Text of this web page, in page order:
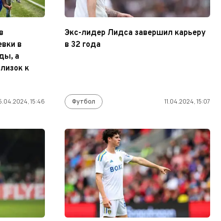
в
а
к
15:46
Экс-лидер Лидса завершил карьеру
в 32 года
Футбол 11.04.2024, 15:07